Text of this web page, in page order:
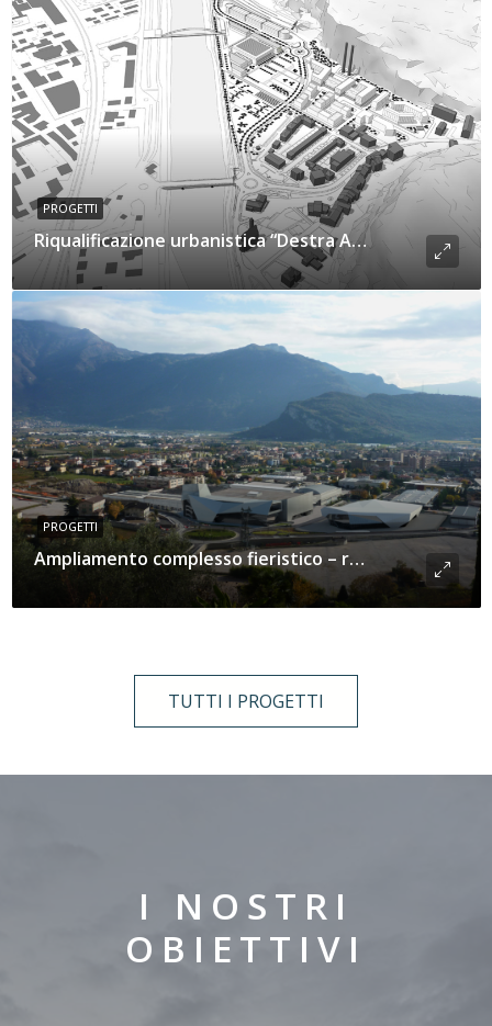
PROGETTI
Riqualificazione urbanistica “Destra Adige – Piedicastello”
PROGETTI
Ampliamento complesso fieristico – realizzazione Padiglione G e parcheggio multipiano
TUTTI I PROGETTI
I NOSTRI
OBIETTIVI